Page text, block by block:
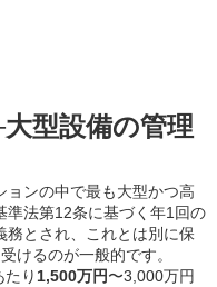
型設備の管理
ョンの中で最も大型かつ高
準法第12条に基づく年1回の
務とされ、これとは別に保
けるのが一般的です。
り 1,500万円〜3,000万円